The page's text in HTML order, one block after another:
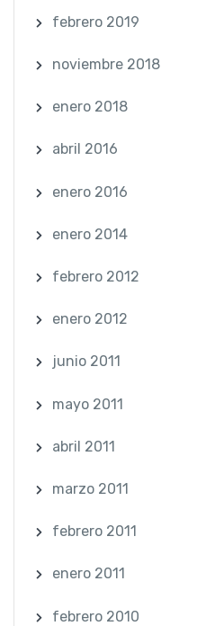
febrero 2019
noviembre 2018
enero 2018
abril 2016
enero 2016
enero 2014
febrero 2012
enero 2012
junio 2011
mayo 2011
abril 2011
marzo 2011
febrero 2011
enero 2011
febrero 2010